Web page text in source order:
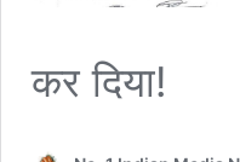
कर दिया!